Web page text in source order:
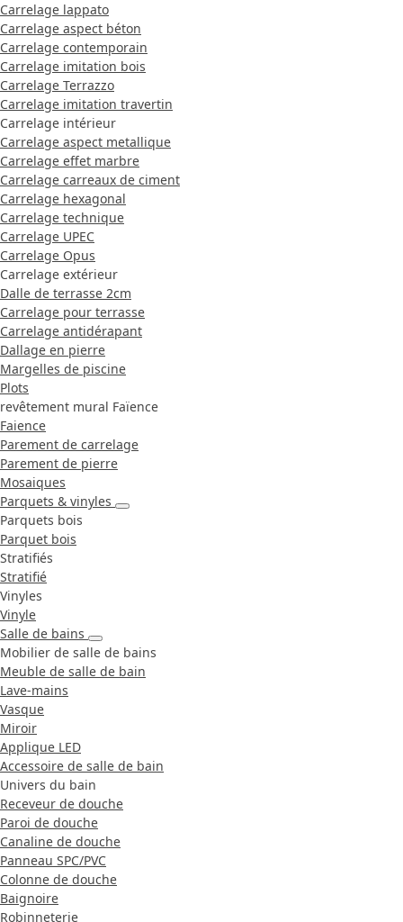
Carrelage lappato
Carrelage aspect béton
Carrelage contemporain
Carrelage imitation bois
Carrelage Terrazzo
Carrelage imitation travertin
Carrelage intérieur
Carrelage aspect metallique
Carrelage effet marbre
Carrelage carreaux de ciment
Carrelage hexagonal
Carrelage technique
Carrelage UPEC
Carrelage Opus
Carrelage extérieur
Dalle de terrasse 2cm
Carrelage pour terrasse
Carrelage antidérapant
Dallage en pierre
Margelles de piscine
Plots
revêtement mural Faïence
Faience
Parement de carrelage
Parement de pierre
Mosaiques
Parquets & vinyles
Parquets bois
Parquet bois
Stratifiés
Stratifié
Vinyles
Vinyle
Salle de bains
Mobilier de salle de bains
Meuble de salle de bain
Lave-mains
Vasque
Miroir
Applique LED
Accessoire de salle de bain
Univers du bain
Receveur de douche
Paroi de douche
Canaline de douche
Panneau SPC/PVC
Colonne de douche
Baignoire
Robinneterie